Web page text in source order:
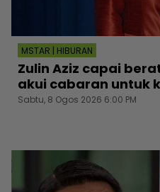
MSTAR | HIBURAN
Zulin Aziz capai
akui cabaran untuk
Sabtu, 8 Ogos 2026 6:00 PM